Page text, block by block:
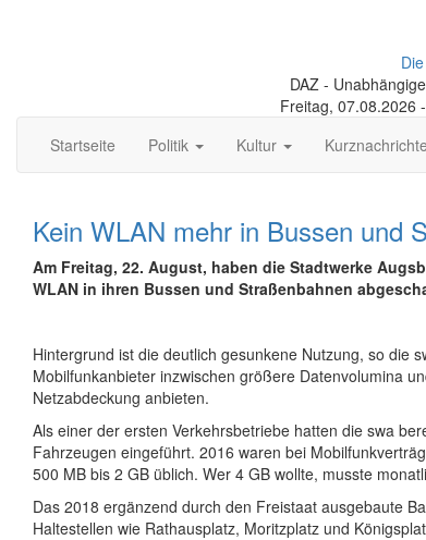
DAZ -
Freitag, 07.08.2026
Startseite
Politik Kultur
Kein WLAN mehr in Bussen und
Am Freitag, 22. August, haben die Stadtwerke
WLAN in ihren Bussen und Straßenbahnen
Hintergrund ist die deutlich gesunkene Nutzung, so die
Mobilfunkanbieter inzwischen größere Datenvolumina
Netzabdeckung anbieten.
Als einer der ersten Verkehrsbetriebe hatten die swa
Fahrzeugen eingeführt. 2016 waren bei
500 MB bis 2 GB üblich. Wer 4 GB wollte, musste
Das 2018 ergänzend durch den Freistaat ausgebaute
Haltestellen wie Rathausplatz, Moritzplatz und